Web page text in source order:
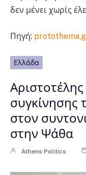
δεν μένει χωρίς
Πηγή:
Ελλάδα
συγκίνησης
στον
στην Ψάθα
Athens Politics